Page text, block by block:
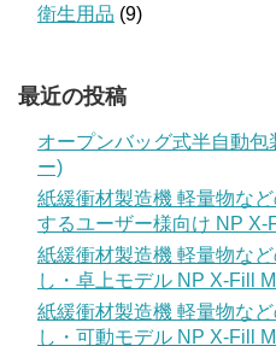
衛生用品 (9)
最近の投稿
オープンバッグ式半自動
ー)
紙緩衝材製造機 軽量物な
するユーザー様向け NP X-
紙緩衝材製造機 軽量物な
し・卓上モデル NP X-Fill
紙緩衝材製造機 軽量物な
し・可動モデル NP X-Fill